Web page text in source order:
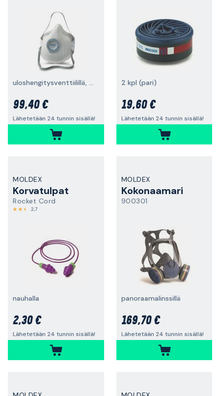
uloshengitysventtiilillä, FFP2, 20 kpl
99,40 €
Lähetetään 24 tunnin sisällä!
2 kpl (pari)
19,60 €
Lähetetään 24 tunnin sisällä!
MOLDEX
Korvatulpat
Rocket Cord
2,7
nauhalla
2,30 €
Lähetetään 24 tunnin sisällä!
MOLDEX
Kokonaamari
900301
panoraamalinssillä
169,70 €
Lähetetään 24 tunnin sisällä!